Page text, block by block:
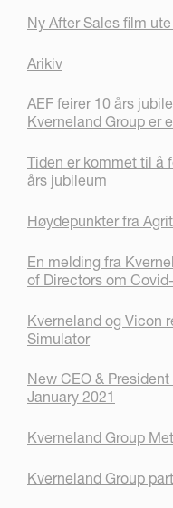
Ny After Sales film
Arikiv
AEF feirer 10 års
Kverneland Group er
Tiden er kommet til å
års jubileum
Høydepunkter fra
En melding fra
of Directors om
Kverneland og Vicon
Simulator
New CEO &
January 2021
Kverneland Group
Kverneland Group